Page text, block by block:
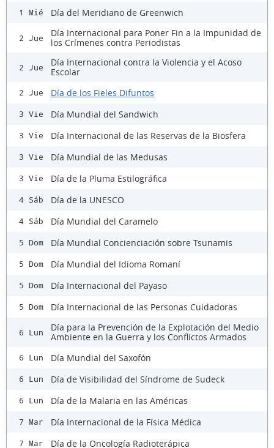
1 Mié Día del Meridiano de Greenwich
2 Jue
Día Internacional para Poner Fin a la Impunidad de
los Crímenes contra Periodistas
2 Jue
Día Internacional contra la Violencia y el Acoso
Escolar
2 Jue Día de los Fieles Difuntos
3 Vie Día Mundial del Sandwich
3 Vie Día Internacional de las Reservas de la Biosfera
3 Vie Día Mundial de las Medusas
3 Vie Día de la Pluma Estilográfica
4 Sáb Día de la UNESCO
4 Sáb Día Mundial del Caramelo
5 Dom Día Mundial Concienciación sobre Tsunamis
5 Dom Día Mundial del Idioma Romaní
5 Dom Día Internacional del Payaso
5 Dom Día Internacional de las Personas Cuidadoras
6 Lun
Día para la Prevención de la Explotación del Medio
Ambiente en la Guerra y los Conflictos Armados
6 Lun Día Mundial del Saxofón
6 Lun Día de Visibilidad del Síndrome de Sudeck
6 Lun Día de la Malaria en las Américas
7 Mar Día Internacional de la Física Médica
7 Mar Día de la Oncología Radioterápica